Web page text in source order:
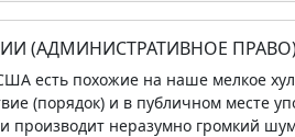
(АДМИНИСТРАТИВНОЕ
есть похожие на наше мелкое
(порядок) и в публичном месте
неразумно громкий шум